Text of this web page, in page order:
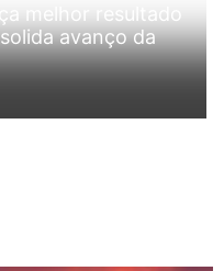
melhor resultado
avanço da